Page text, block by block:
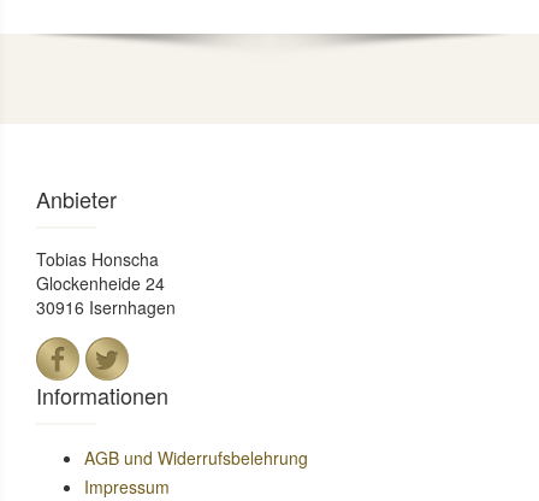
Anbieter
Tobias Honscha
Glockenheide 24
30916 Isernhagen
Informationen
AGB und Widerrufsbelehrung
Impressum